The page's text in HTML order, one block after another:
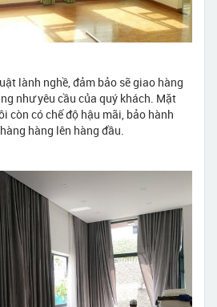
lành nghề, đảm bảo sẽ giao hàng
như yêu cầu của quý khách. Mặt
còn có chế độ hậu mãi, bảo hành
hàng lên hàng đầu.